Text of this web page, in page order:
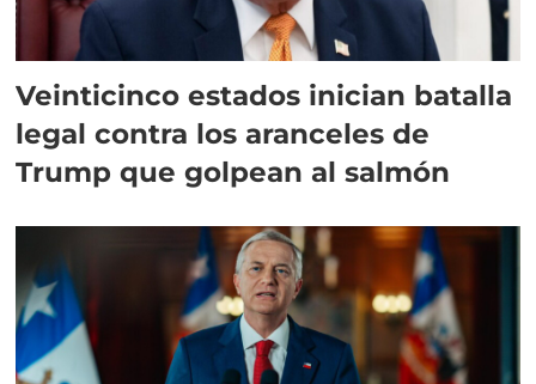
Veinticinco estados inician batalla
legal contra los aranceles de
Trump que golpean al salmón